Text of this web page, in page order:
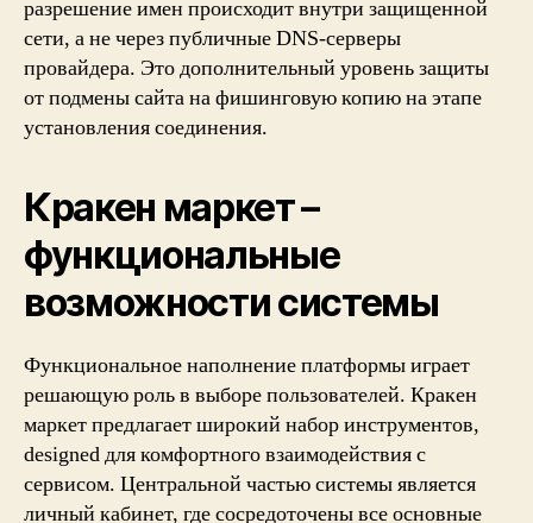
разрешение имен происходит внутри защищенной
сети, а не через публичные DNS-серверы
провайдера. Это дополнительный уровень защиты
от подмены сайта на фишинговую копию на этапе
установления соединения.
Кракен маркет –
функциональные
возможности системы
Функциональное наполнение платформы играет
решающую роль в выборе пользователей. Кракен
маркет предлагает широкий набор инструментов,
designed для комфортного взаимодействия с
сервисом. Центральной частью системы является
личный кабинет, где сосредоточены все основные